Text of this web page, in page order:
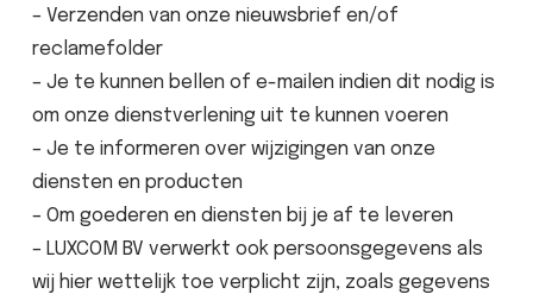
– Verzenden van onze nieuwsbrief en/of
reclamefolder
– Je te kunnen bellen of e-mailen indien dit nodig is
om onze dienstverlening uit te kunnen voeren
– Je te informeren over wijzigingen van onze
diensten en producten
– Om goederen en diensten bij je af te leveren
– LUXCOM BV verwerkt ook persoonsgegevens als
wij hier wettelijk toe verplicht zijn, zoals gegevens